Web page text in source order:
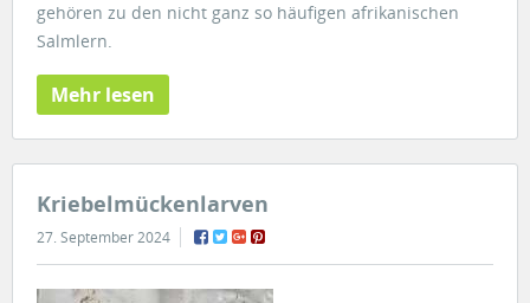
gehören zu den nicht ganz so häufigen afrikanischen
Salmlern.
Mehr lesen
Kriebelmückenlarven
27. September 2024